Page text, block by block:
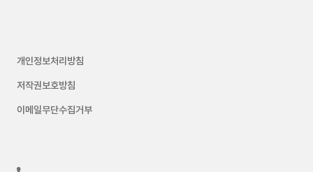
개인정보처리방침
저작권보호방침
이메일무단수집거부